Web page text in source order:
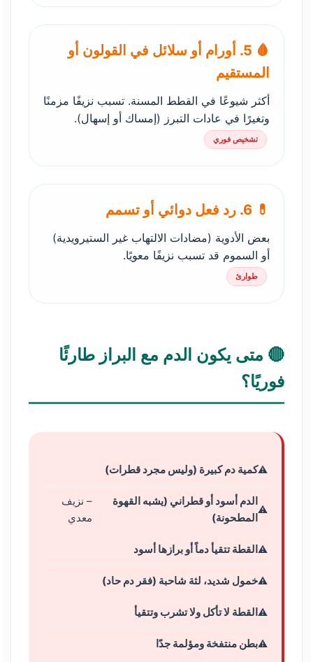
🩸 5. أورام أو سلائل في القولون أو
المستقيم
أكثر شيوعًا في القطط المسنة. تسبب نزيفًا مزمنًا
وتغيرًا في عادات التبرز (إمساك أو إسهال).
تشخيص فوري
💊 6. رد فعل دوائي أو تسمم
بعض الأدوية (مضادات الالتهاب غير الستيرويدية)
أو السموم قد تسبب نزيفًا معويًا.
طوارئ
🔴 متى يكون الدم مع البراز طارئًا
فوريًا؟
كمية دم كبيرة (وليس مجرد قطرات)
الدم أسود أو قطراني (يشبه القهوة
المطحونة)
– نزيف
معدي
القطة تتقيأ دماً أو برازها أسود
خمول شديد، لثة شاحبة (فقر دم حاد)
القطة لا تأكل ولا تشرب وتتقيأ
بطن منتفخة ومؤلمة جدًا